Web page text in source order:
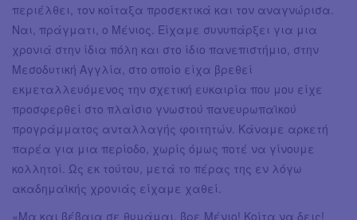
περιέλθει, τον κοίταξα προσεκτικά και τον αναγνώρισα.
Ναι, πράγματι, ο Μένιος. Είχαμε συνυπάρξει για μια
χρονιά στην ίδια πόλη και στο ίδιο πανεπιστήμιο, στην
Μεσοδυτική Αγγλία, στο οποίο είχα βρεθεί
εκμεταλλευόμενος την σχετική ευκαιρία που μου είχε
προσφερθεί στο πλαίσιο γνωστού πανευρωπαϊκού
προγράμματος ανταλλαγής φοιτητών. Κάναμε αρκετή
παρέα για μια περίοδο, χωρίς όμως ποτέ να γίνουμε
κολλητοί. Ως εκ τούτου, μετά το πέρας της εν λόγω
ακαδημαϊκής χρονιάς είχαμε χαθεί.
«Μα και βέβαια σε θυμάμαι, βρε Μένιο! Κοίτα να δεις!